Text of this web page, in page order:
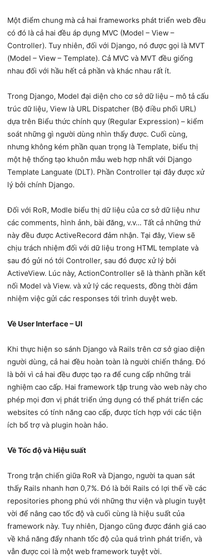
Một điểm chung mà cả hai frameworks phát triển web đều
có đó là cả hai đều áp dụng MVC (Model – View –
Controller). Tuy nhiên, đối với Django, nó được gọi là MVT
(Model – View – Template). Cả MVC và MVT đều giống
nhau đối với hầu hết cả phần và khác nhau rất ít.
Trong Django, Model đại diện cho cơ sở dữ liệu – mô tả cấu
trúc dữ liệu, View là URL Dispatcher (Bộ điều phối URL)
dựa trên Biểu thức chính quy (Regular Expression) – kiểm
soát những gì người dùng nhìn thấy được. Cuối cùng,
nhưng không kém phần quan trọng là Template, biểu thị
một hệ thống tạo khuôn mẫu web hợp nhất với Django
Template Languate (DLT). Phần Controller tại đây được xử
lý bởi chính Django.
Đối với RoR, Modle biểu thị dữ liệu của cơ sở dữ liệu như
các comments, hình ảnh, bài đăng, v.v… Tất cả những thứ
này đều được ActiveRecord đảm nhận. Tại đây, View sẽ
chịu trách nhiệm đối với dữ liệu trong HTML template và
sau đó gửi nó tới Controller, sau đó được xử lý bởi
ActiveView. Lúc này, ActionController sẽ là thành phần kết
nối Model và View. và xử lý các requests, đồng thời đảm
nhiệm việc gửi các responses tới trình duyệt web.
Về User Interface – UI
Khi thực hiện so sánh Django và Rails trên cơ sở giao diện
người dùng, cả hai đều hoàn toàn là người chiến thắng. Đó
là bởi vì cả hai đều được tạo ra để cung cấp những trải
nghiệm cao cấp. Hai framework tập trung vào web này cho
phép mọi đơn vị phát triển ứng dụng có thể phát triển các
websites có tính năng cao cấp, được tích hợp với các tiện
ích bổ trợ và plugin hoàn hảo.
Về Tốc độ và Hiệu suất
Trong trận chiến giữa RoR và Django, người ta quan sát
thấy Rails nhanh hơn 0,7%. Đó là bởi Rails có lợi thế về các
repositories phong phú với những thư viện và plugin tuyệt
vời để nâng cao tốc độ và cuối cùng là hiệu suất của
framework này. Tuy nhiên, Django cũng được đánh giá cao
về khả năng đẩy nhanh tốc độ của quá trình phát triển, và
vẫn được coi là một web framework tuyệt vời.